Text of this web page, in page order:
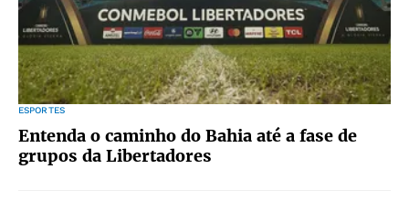
ESPORTES
Entenda o caminho do Bahia até a fase de
grupos da Libertadores